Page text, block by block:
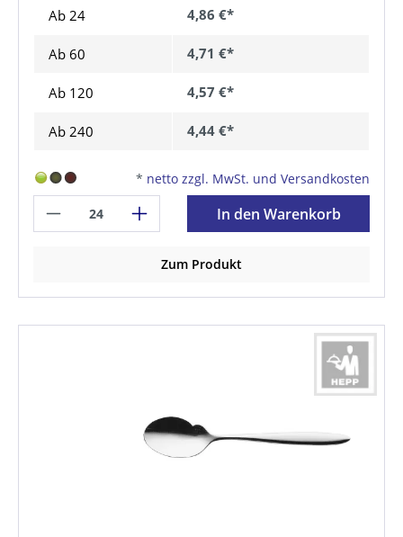
Ab 24 4,86 €*
Ab 60 4,71 €*
Ab 120 4,57 €*
Ab 240 4,44 €*
* netto zzgl. MwSt. und Versandkosten
In den Warenkorb
Zum Produkt